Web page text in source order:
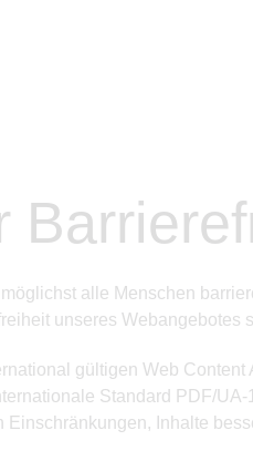
alle Menschen
unseres
gültigen Web
Standard PDF/
Einschränkungen, Inhalte